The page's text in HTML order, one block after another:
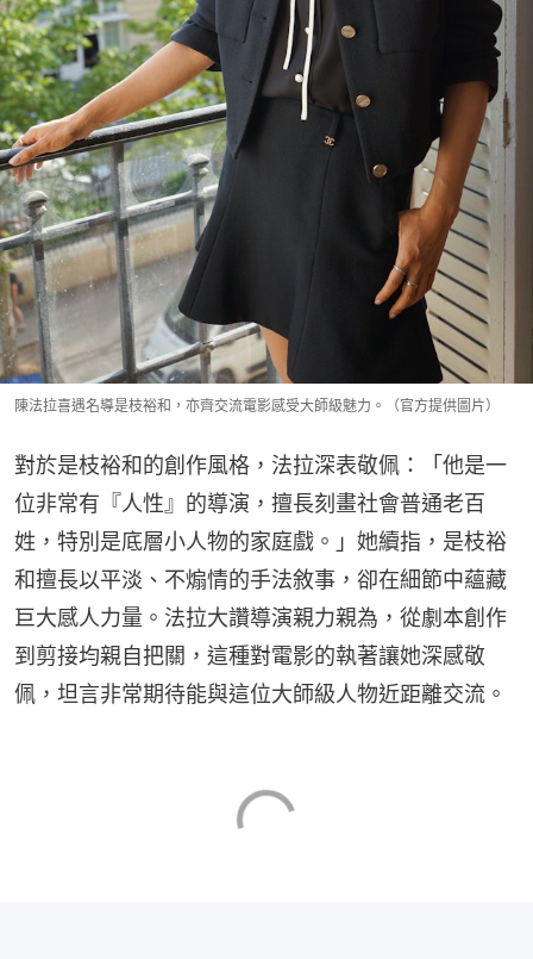
陳法拉喜遇名導是枝裕和，亦齊交流電影感受大師級魅力。（官方提供圖片）
對於是枝裕和的創作風格，法拉深表敬佩：「他是一
位非常有『人性』的導演，擅長刻畫社會普通老百
姓，特別是底層小人物的家庭戲。」她續指，是枝裕
和擅長以平淡、不煽情的手法敘事，卻在細節中蘊藏
巨大感人力量。法拉大讚導演親力親為，從劇本創作
到剪接均親自把關，這種對電影的執著讓她深感敬
佩，坦言非常期待能與這位大師級人物近距離交流。